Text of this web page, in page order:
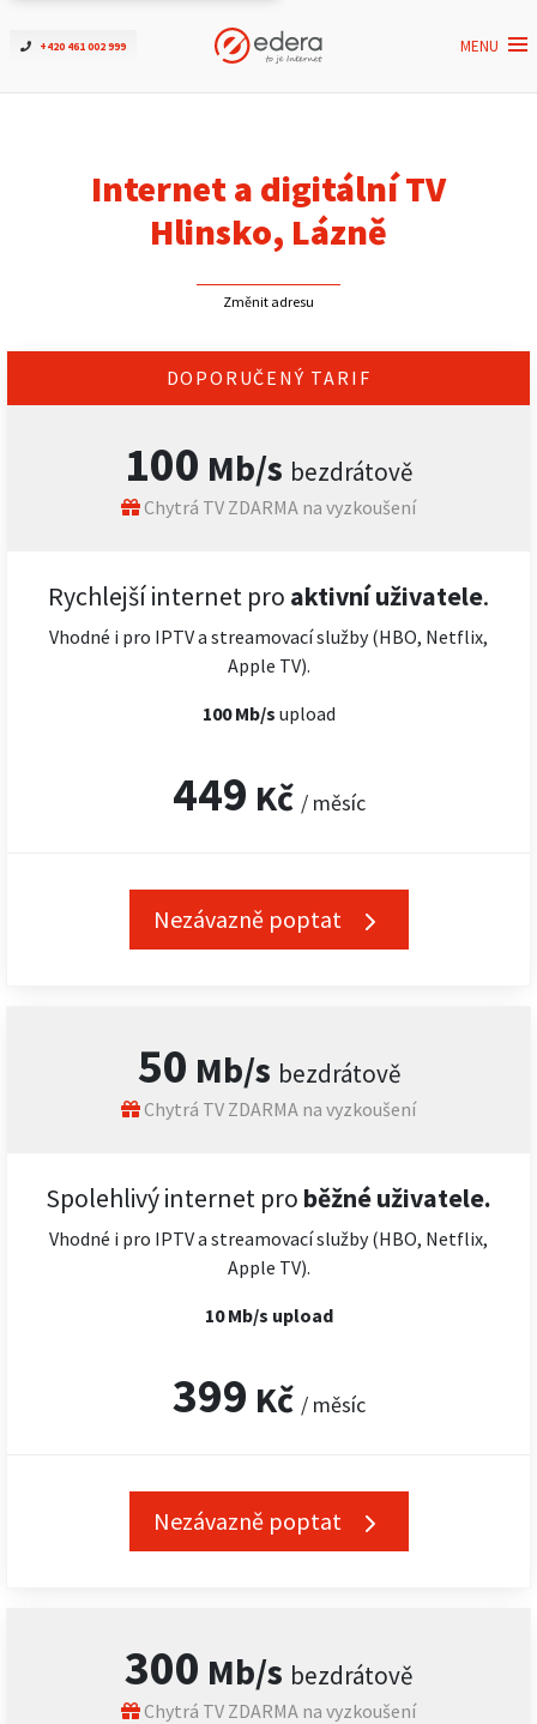
+420 461 002 999 MENU
Ověřit dostupnost
ČEZNET TV
Pro firmy
Internet a digitální TV
Hlinsko, Lázně
Změnit adresu
50 Mb/s bezdrátově
Chytrá TV ZDARMA na vyzkoušení
Spolehlivý internet pro běžné uživatele.
Vhodné i pro IPTV a streamovací služby (HBO, Netflix,
Apple TV).
10 Mb/s upload
399 Kč / měsíc
Nezávazně poptat
DOPORUČENÝ TARIF
100 Mb/s bezdrátově
Chytrá TV ZDARMA na vyzkoušení
Rychlejší internet pro aktivní uživatele.
Vhodné i pro IPTV a streamovací služby (HBO, Netflix,
Apple TV).
100 Mb/s upload
449 Kč / měsíc
Nezávazně poptat
300 Mb/s bezdrátově
Chytrá TV ZDARMA na vyzkoušení